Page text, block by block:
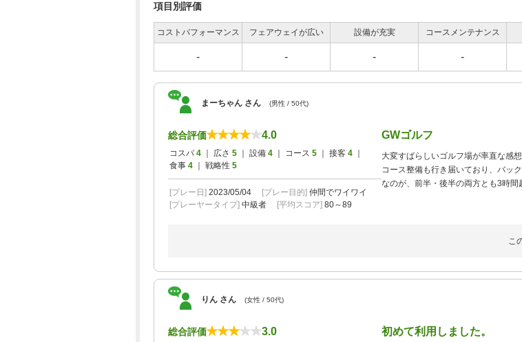
項目別評価
コストパフォーマンス フェアウェイが広い 設備が充実 コースメンテナンス
- - - -
まーちゃん さん (男性 / 50代)
総合評価 4.0
コスパ 4 ｜ 広さ 5 ｜ 設備 4 ｜ コース 5 ｜ 接客 4
食事 4 ｜ 戦略性 5
[プレー日] 2023/05/04 [プレー目的] 仲間でワイワイ
[プレーヤータイプ] 中級者 [平均スコア] 80～89
GWゴルフ
大変すばらしいゴルフ場が率直な感想
コース整備も行き届いており、バッ
なのが、前半・後半の両方とも3時間
こ
りん さん (女性 / 50代)
総合評価 3.0 初めて利用しました。